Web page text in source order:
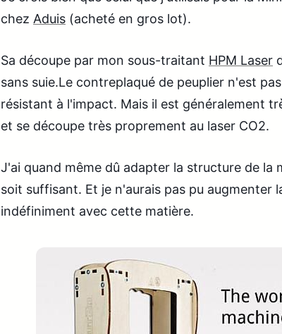
chez Aduis (acheté en gros lot).
Sa découpe par mon sous-traitant HPM Laser
sans suie.Le contreplaqué de peuplier n'est
résistant à l'impact. Mais il est généralement
et se découpe très proprement au laser CO2.
J'ai quand même dû adapter la structure de la
soit suffisant. Et je n'aurais pas pu augmenter
indéfiniment avec cette matière.